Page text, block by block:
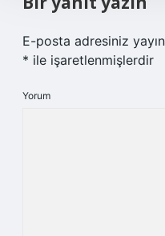
E-posta adresiniz
* ile işaretlenmişlerdir
Yorum